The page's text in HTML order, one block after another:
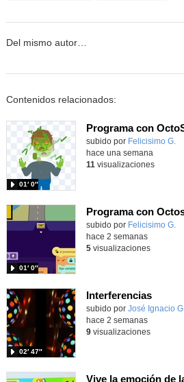
Del mismo autor…
Contenidos relacionados:
Contenido educativo.
subido por Felicisimo G.
01′ 0″
hace una semana
11 visualizaciones
Contenido educativo.
subido por Felicisimo G.
01′ 0″
hace 2 semanas
5visualizaciones
Interferencias
Contenido educativo.
subido por José Ignacio G.
02′ 47″
hace 2 semanas
9visualizaciones